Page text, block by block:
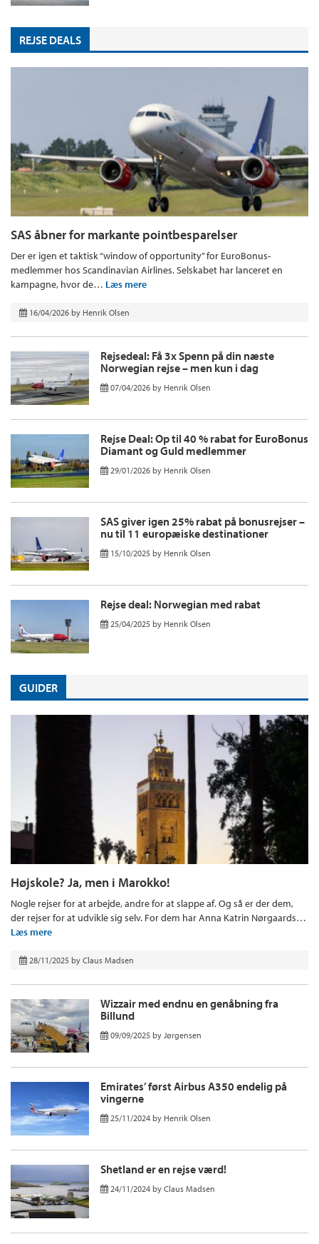
REJSE DEALS
SAS åbner for markante pointbesparelser
Der er igen et taktisk “window of opportunity” for EuroBonus-
medlemmer hos Scandinavian Airlines. Selskabet har lanceret en
kampagne, hvor de… Læs mere
16/04/2026 by Henrik Olsen
Rejsedeal: Få 3x Spenn på din næste
Norwegian rejse – men kun i dag
07/04/2026 by Henrik Olsen
Rejse Deal: Op til 40 % rabat for EuroBonus
Diamant og Guld medlemmer
29/01/2026 by Henrik Olsen
SAS giver igen 25% rabat på bonusrejser –
nu til 11 europæiske destinationer
15/10/2025 by Henrik Olsen
Rejse deal: Norwegian med rabat
25/04/2025 by Henrik Olsen
GUIDER
Højskole? Ja, men i Marokko!
Nogle rejser for at arbejde, andre for at slappe af. Og så er der dem,
der rejser for at udvikle sig selv. For dem har Anna Katrin Nørgaards…
Læs mere
28/11/2025 by Claus Madsen
Wizzair med endnu en genåbning fra
Billund
09/09/2025 by Jørgensen
Emirates’ først Airbus A350 endelig på
vingerne
25/11/2024 by Henrik Olsen
Shetland er en rejse værd!
24/11/2024 by Claus Madsen